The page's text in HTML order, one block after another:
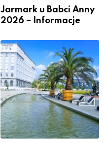
Jarmark u Babci Anny
2026 – Informacje